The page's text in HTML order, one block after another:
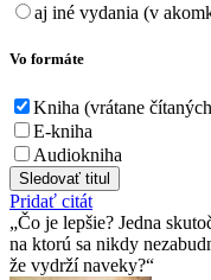
aj iné vydania (v
Vo formáte
Kniha (vrátane
E-kniha
Audiokniha
Sledovať titul
Pridať citát
Čo je lepšie? Jedna
na ktorú sa nikdy
že vydrží naveky?